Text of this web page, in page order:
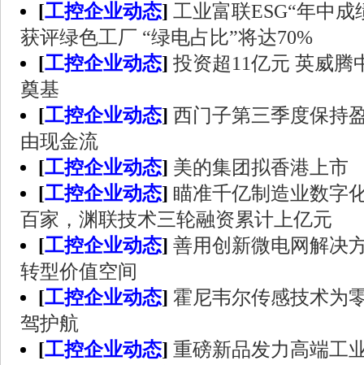
[工控企业动态] 工业富联ESG“年中成
获评绿色工厂 “绿电占比”将达70%
[工控企业动态] 投资超11亿元 英威腾
奠基
[工控企业动态] 西门子第三季度保持
由现金流
[工控企业动态] 美的集团拟香港上市
[工控企业动态] 瞄准千亿制造业数字
百家，渊联技术三轮融资累计上亿元
[工控企业动态] 善用创新微电网解决
转型价值空间
[工控企业动态] 霍尼韦尔传感技术为
驾护航
[工控企业动态] 重磅新品发力高端工